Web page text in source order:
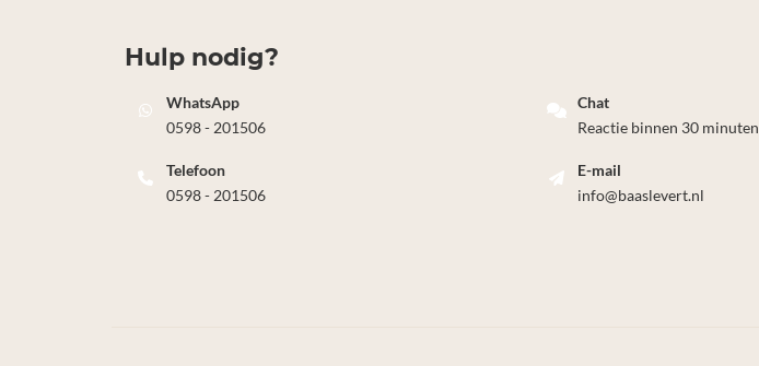
Hulp nodig?
WhatsApp
0598 - 201506
Chat
Reactie binnen 30 minuten
Telefoon
0598 - 201506
E-mail
info@baaslevert.nl